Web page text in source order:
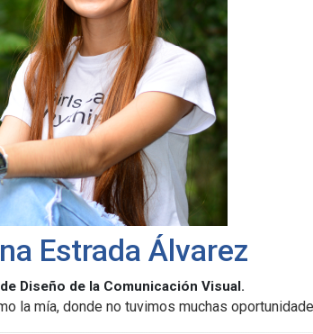
Estrada Álvarez
Diseño de la Comunicación Visual.
la mía, donde no tuvimos muchas